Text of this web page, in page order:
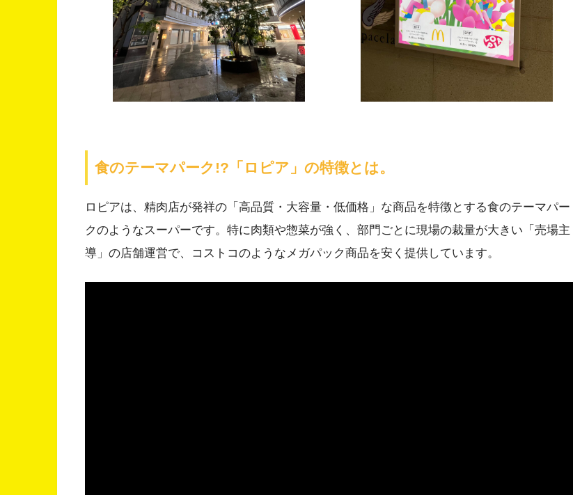
食のテーマパーク!?「ロピア」の特徴とは。
ロピアは、精肉店が発祥の「高品質・大容量・低価格」な商品を特徴とする食のテーマパー
クのようなスーパーです。特に肉類や惣菜が強く、部門ごとに現場の裁量が大きい「売場主
導」の店舗運営で、コストコのようなメガパック商品を安く提供しています。